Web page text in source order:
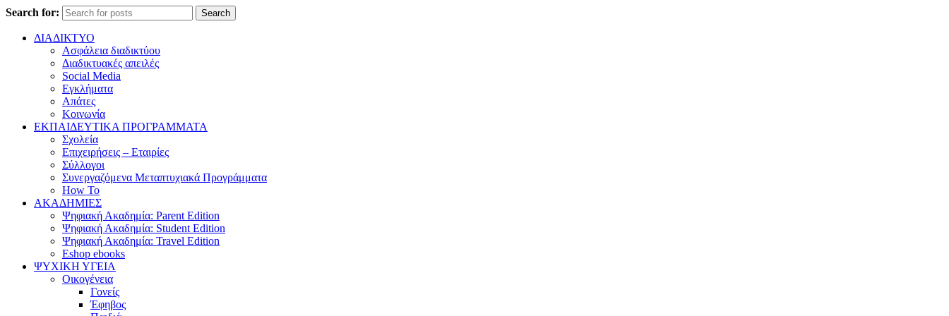
Search for: Search
ΔΙΑΔΙΚΤΥΟ
Ασφάλεια διαδικτύου
Διαδικτυακές απειλές
Social Media
Εγκλήματα
Απάτες
Κοινωνία
ΕΚΠΑΙΔΕΥΤΙΚΑ ΠΡΟΓΡΑΜΜΑΤΑ
Σχολεία
Επιχειρήσεις – Εταιρίες
Σύλλογοι
Συνεργαζόμενα Μεταπτυχιακά Προγράμματα
How To
ΑΚΑΔΗΜΙΕΣ
Ψηφιακή Ακαδημία: Parent Edition
Ψηφιακή Ακαδημία: Student Edition
Ψηφιακή Ακαδημία: Travel Edition
Eshop ebooks
ΨΥΧΙΚΗ ΥΓΕΙΑ
Οικογένεια
Γονείς
Έφηβος